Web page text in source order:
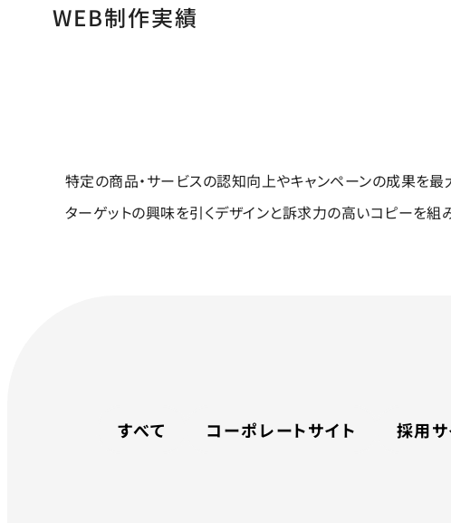
WEB制作実績
特定の商品・サービスの認知向上やキャンペーンの成果を最
ターゲットの興味を引くデザインと訴求力の高いコピーを組
すべて コーポレートサイト 採用サ